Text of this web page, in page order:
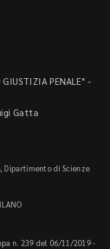
PENALE" -
Gatta
Dipartimento di Scienze
n. 239 del 06/11/2019 -